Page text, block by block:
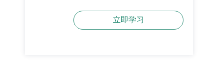
立即学习